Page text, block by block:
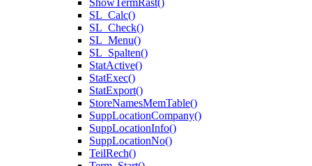
ShowTermRast()
SL_Calc()
SL_Check()
SL_Menu()
SL_Spalten()
StatActive()
StatExec()
StatExport()
StoreNamesMemTable()
SuppLocationCompany()
SuppLocationInfo()
SuppLocationNo()
TeilRech()